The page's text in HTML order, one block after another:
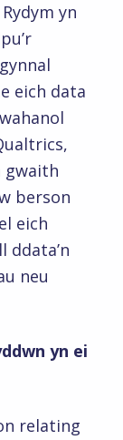
yn
eich data
gwaith
berson
eich
ddata’n
neu
yn ei
relating